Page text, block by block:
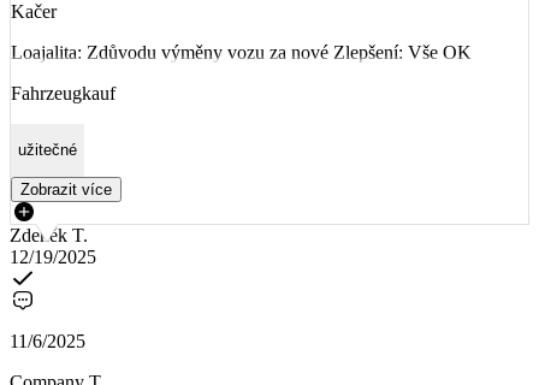
Kačer
Loajalita: Zdůvodu výměny vozu za nové Zlepšení: Vše OK
Fahrzeugkauf
užitečné
Zobrazit více
Zdeněk T.
12/19/2025
11/6/2025